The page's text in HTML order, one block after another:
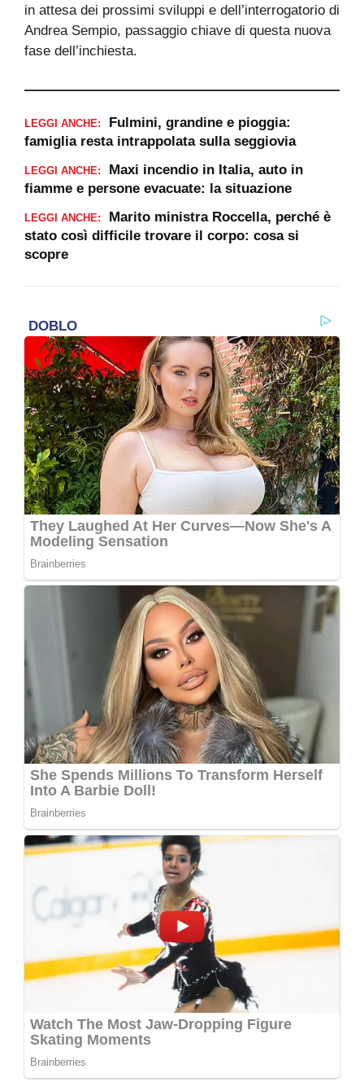
in attesa dei prossimi sviluppi e dell’interrogatorio di
Andrea Sempio, passaggio chiave di questa nuova
fase dell’inchiesta.
LEGGI ANCHE:
Fulmini, grandine e pioggia:
famiglia resta intrappolata sulla seggiovia
LEGGI ANCHE:
Maxi incendio in Italia, auto in
fiamme e persone evacuate: la situazione
LEGGI ANCHE:
Marito ministra Roccella, perché è
stato così difficile trovare il corpo: cosa si
scopre